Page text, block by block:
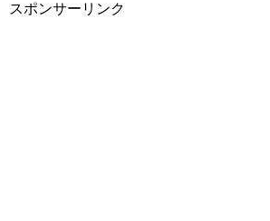
スポンサーリンク